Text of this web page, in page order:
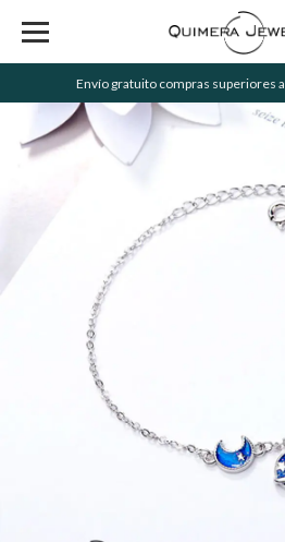
Envío gratuito compras superiores a